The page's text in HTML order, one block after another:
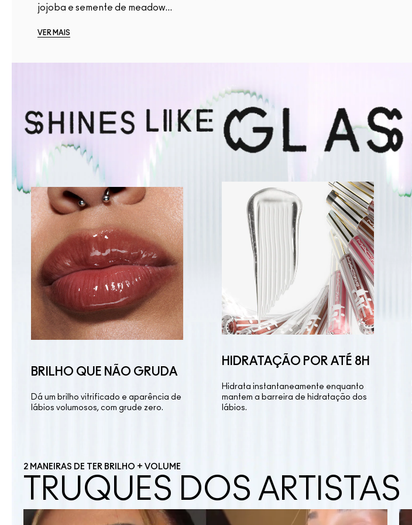
jojoba e semente de meadow...
VER MAIS
BRILHO QUE NÃO GRUDA
Dá um brilho vitrificado e aparência de
lábios volumosos, com grude zero.
HIDRATAÇÃO POR ATÉ 8H
Hidrata instantaneamente enquanto
mantem a barreira de hidratação dos
lábios.
2 MANEIRAS DE TER BRILHO + VOLUME
TRUQUES DOS ARTISTAS